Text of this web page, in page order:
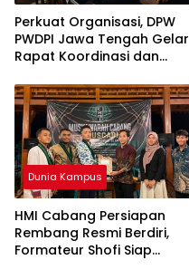
Perkuat Organisasi, DPW
PWDPI Jawa Tengah Gelar
Rapat Koordinasi dan
Pelantikan Pengurus Baru
Dunia Kampus
HMI Cabang Persiapan
Rembang Resmi Berdiri,
Formateur Shofi Siap